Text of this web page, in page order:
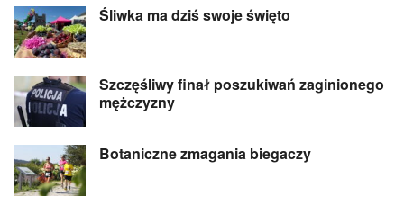
Śliwka ma dziś swoje święto
Szczęśliwy finał poszukiwań zaginionego
mężczyzny
Botaniczne zmagania biegaczy